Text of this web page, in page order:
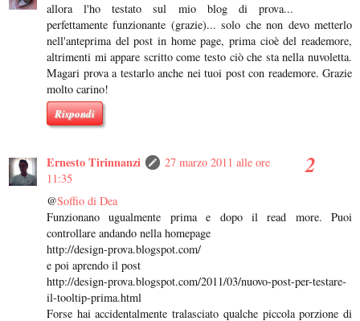
allora l'ho testato sul mio blog di prova...
perfettamente funzionante (grazie)... solo che non devo metterlo
nell'anteprima del post in home page, prima cioè del reademore,
altrimenti mi appare scritto come testo ciò che sta nella nuvoletta.
Magari prova a testarlo anche nei tuoi post con reademore. Grazie
molto carino!
Rispondi
Ernesto Tirinnanzi
27 marzo 2011 alle ore
11:35
@Soffio di Dea
Funzionano ugualmente prima e dopo il read more. Puoi
controllare andando nella homepage
http://design-prova.blogspot.com/
e poi aprendo il post
http://design-prova.blogspot.com/2011/03/nuovo-post-per-testare-
il-tooltip-prima.html
Forse hai accidentalmente tralasciato qualche piccola porzione di